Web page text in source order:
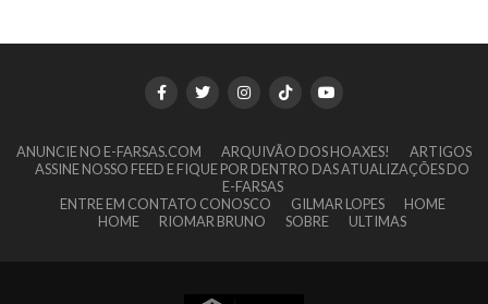
ANUNCIE NO E-FARSAS.COM ARQUIVÃO DOS HOAXES!
ARTIGOS
ASSINE NOSSO FEED E FIQUE POR DENTRO DAS ATUALIZAÇÕES DO
E-FARSAS
ENTRE EM CONTATO CONOSCO
GILMAR LOPES
HOME
HOME
RIOMAR BRUNO SOBRE ULTIMAS